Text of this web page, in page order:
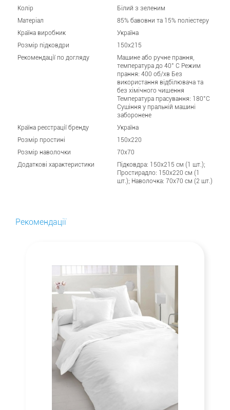
Колір
Білий з зеленим
Матеріал
85% бавовни та 15% поліестеру
Країна виробник
Україна
Розмір підковдри
150x215
Рекомендації по догляду
Машине або ручне прання,
температура до 40° C Режим
прання: 400 об/хв Без
використання відбілювача та
без хімічного чищення
Температура прасування: 180°C
Сушіння у пральній машині
заборонене
Країна реєстрації бренду
Україна
Розмір простині
150x220
Розмір наволочки
70x70
Додаткові характеристики
Підковдра: 150x215 см (1 шт.);
Простирадло: 150x220 см (1
шт.); Наволочка: 70x70 см (2 шт.)
Рекомендації